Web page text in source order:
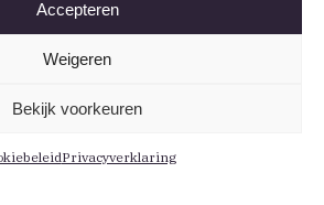
Accepteren
Weigeren
Bekijk voorkeuren
Privacyverklaring